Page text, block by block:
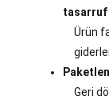
tasarruf
Ürün
Geri